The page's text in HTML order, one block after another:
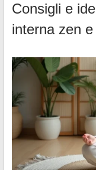
Consigli e
interna zen